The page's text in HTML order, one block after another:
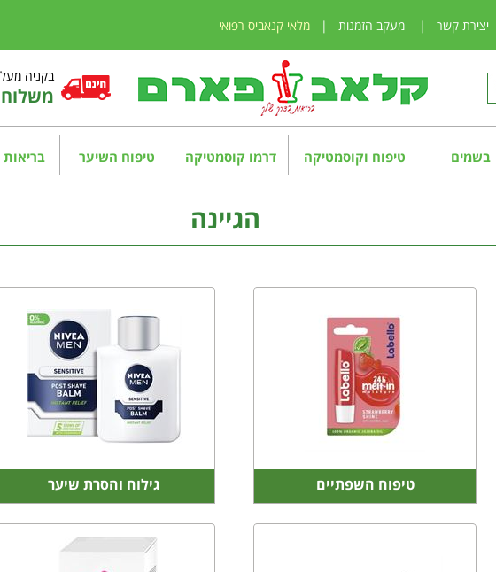
יצירת קשר | מעקב הזמנות | מלאי קנאביס רפואי
בקניה מעל 399 ₪
בשמים טיפוח וקוסמטיקה דרמו קוסמטיקה טיפוח השיער בריאות
הגיינה
טיפוח השפתיים גילוח והסרת שיער